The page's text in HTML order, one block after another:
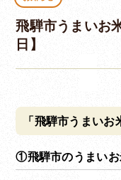
飛騨市うまいお
日】
「飛騨市うまい
①飛騨市のうまいお